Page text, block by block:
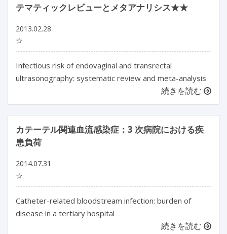
テマティックレビューとメタアナリシス★★
2013.02.28
☆
Infectious risk of endovaginal and transrectal
ultrasonography: systematic review and meta-analysis
続きを読む
カテーテル関連血流感染症：3 次病院における疾
患負荷
2014.07.31
☆
Catheter-related bloodstream infection: burden of
disease in a tertiary hospital
続きを読む